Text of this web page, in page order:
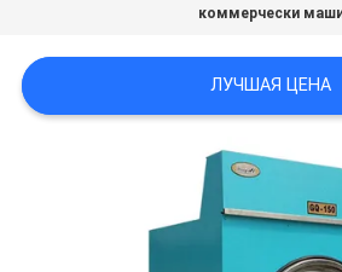
САЙТА
коммерчески
ЛУЧШАЯ ЦЕНА